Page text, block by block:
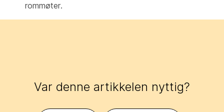
rommøter.
Var denne artikkelen nyttig?